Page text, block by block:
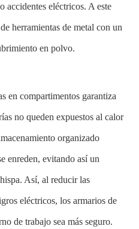
accidentes eléctricos. A este
herramientas de metal con un
en polvo.
en compartimentos garantiza
no queden expuestos al calor
organizado
enreden, evitando así un
Así, al reducir las
eléctricos, los armarios de
de trabajo sea más seguro.